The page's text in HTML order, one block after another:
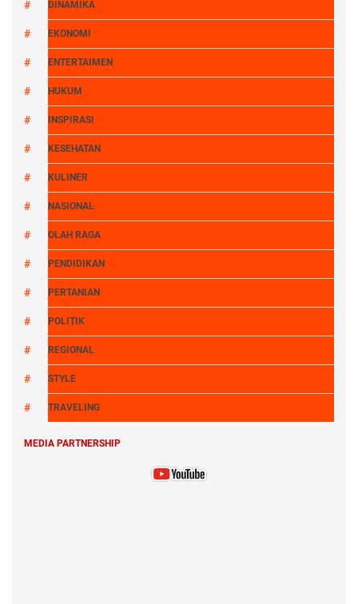
DINAMIKA
EKONOMI
ENTERTAIMEN
HUKUM
INSPIRASI
KESEHATAN
KULINER
NASIONAL
OLAH RAGA
PENDIDIKAN
PERTANIAN
POLITIK
REGIONAL
STYLE
TRAVELING
MEDIA PARTNERSHIP